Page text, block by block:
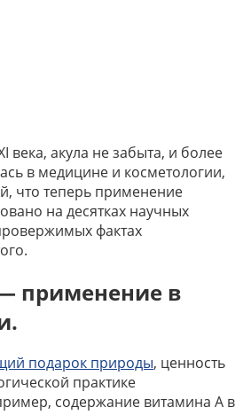
века, акула не забыта, и более
в медицине и косметологии,
что теперь применение
на десятках научных
фактах
применение в
подарок природы, ценность
практике
содержание витамина А в